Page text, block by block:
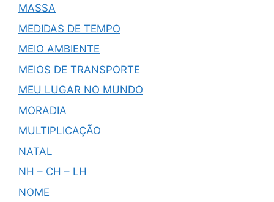
MASSA
MEDIDAS DE TEMPO
MEIO AMBIENTE
MEIOS DE TRANSPORTE
MEU LUGAR NO MUNDO
MORADIA
MULTIPLICAÇÃO
NATAL
NH – CH – LH
NOME